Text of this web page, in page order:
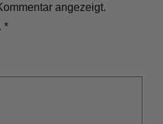
angezeigt.
*